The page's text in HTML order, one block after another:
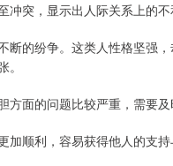
突，显示出人际关系上的不
的纷争。这类人性格坚强
面的问题比较严重，需要及
顺利，容易获得他人的支持